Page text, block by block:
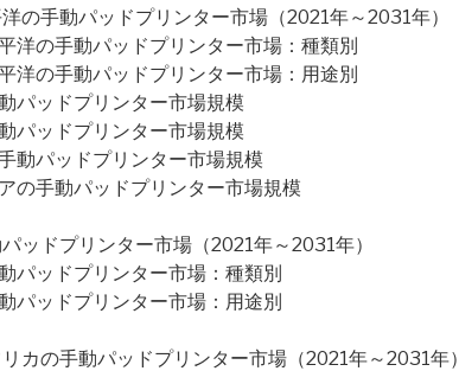
の手動パッドプリンター市場（2021年～2031年）
洋の手動パッドプリンター市場：種類別
洋の手動パッドプリンター市場：用途別
パッドプリンター市場規模
パッドプリンター市場規模
動パッドプリンター市場規模
の手動パッドプリンター市場規模
ッドプリンター市場（2021年～2031年）
パッドプリンター市場：種類別
パッドプリンター市場：用途別
カの手動パッドプリンター市場（2021年～2031年）